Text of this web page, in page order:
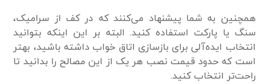
همچنین به شما پیشنهاد می‌کنند که در کف از سرامیک،
سنگ یا پارکت استفاده کنید. البته بر این اینکه بتوانید
انتخاب ‌ایده‌آلی برای بازسازی اتاق خواب داشته باشید، بهتر
است که حدود قیمت نصب هر یک از این مصالح را بدانید تا
راحت‌تر انتخاب کنید.